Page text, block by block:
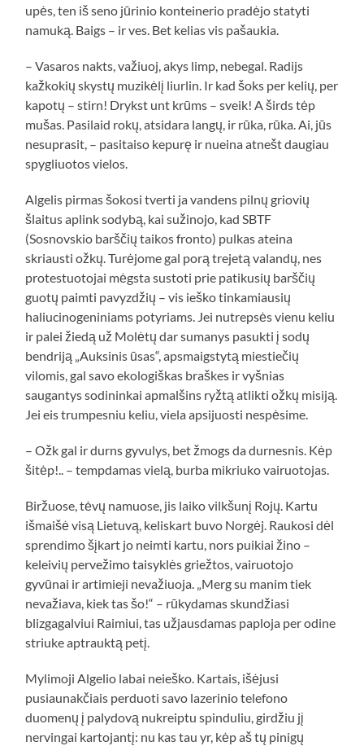
upės, ten iš seno jūrinio konteinerio pradėjo statyti
namuką. Baigs – ir ves. Bet kelias vis pašaukia.
– Vasaros nakts, važiuoj, akys limp, nebegal. Radijs
kažkokių skystų muzikėlį liurlin. Ir kad šoks per kelių, per
kapotų – stirn! Drykst unt krūms – sveik! A širds tėp
mušas. Pasilaid rokų, atsidara langų, ir rūka, rūka. Ai, jūs
nesuprasit, – pasitaiso kepurę ir nueina atnešt daugiau
spygliuotos vielos.
Algelis pirmas šokosi tverti ja vandens pilnų griovių
šlaitus aplink sodybą, kai sužinojo, kad SBTF
(Sosnovskio barščių taikos fronto) pulkas ateina
skriausti ožkų. Turėjome gal porą trejetą valandų, nes
protestuotojai mėgsta sustoti prie patikusių barščių
guotų paimti pavyzdžių – vis ieško tinkamiausių
haliucinogeniniams potyriams. Jei nutrepsės vienu keliu
ir palei žiedą už Molėtų dar sumanys pasukti į sodų
bendriją „Auksinis ūsas“, apsmaigstytą miestiečių
vilomis, gal savo ekologiškas braškes ir vyšnias
saugantys sodininkai apmalšins ryžtą atlikti ožkų misiją.
Jei eis trumpesniu keliu, viela apsijuosti nespėsime.
– Ožk gal ir durns gyvulys, bet žmogs da durnesnis. Kėp
šitėp!.. – tempdamas vielą, burba mikriuko vairuotojas.
Biržuose, tėvų namuose, jis laiko vilkšunį Rojų. Kartu
išmaišė visą Lietuvą, keliskart buvo Norgėj. Raukosi dėl
sprendimo šįkart jo neimti kartu, nors puikiai žino –
keleivių pervežimo taisyklės griežtos, vairuotojo
gyvūnai ir artimieji nevažiuoja. „Merg su manim tiek
nevažiava, kiek tas šo!“ – rūkydamas skundžiasi
blizgagalviui Raimiui, tas užjausdamas paploja per odine
striuke aptrauktą petį.
Mylimoji Algelio labai neieško. Kartais, išėjusi
pusiaunakčiais perduoti savo lazerinio telefono
duomenų į palydovą nukreiptu spinduliu, girdžiu jį
nervingai kartojantį: nu kas tau yr, kėp aš tų pinigų